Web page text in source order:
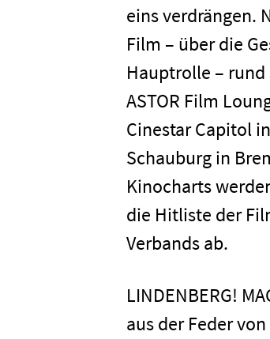
eins verdrängen.
Film – über die
Hauptrolle –
ASTOR Film
Cinestar Capitol
Schauburg in
Kinocharts
die Hitliste der
Verbands ab.
LINDENBERG!
aus der Feder